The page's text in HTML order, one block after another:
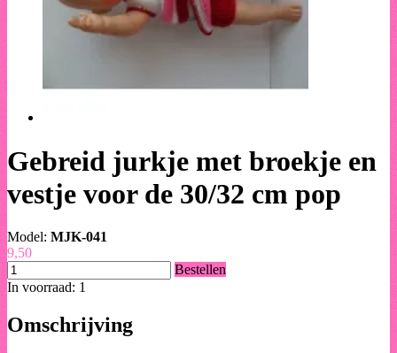
Gebreid jurkje met broekje en
vestje voor de 30/32 cm pop
Model: MJK-041
9,50
Bestellen
In voorraad: 1
Omschrijving